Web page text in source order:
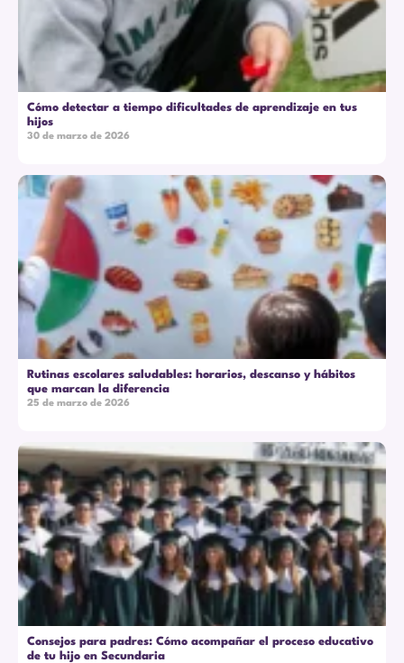
Cómo detectar a tiempo dificultades de aprendizaje en tus
hijos
30 de marzo de 2026
Rutinas escolares saludables: horarios, descanso y hábitos
que marcan la diferencia
25 de marzo de 2026
Consejos para padres: Cómo acompañar el proceso educativo
de tu hijo en Secundaria